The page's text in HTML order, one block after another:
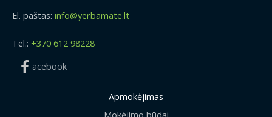
El. paštas: info@yerbamate.lt
Tel.: +370 612 98228
acebook
Apmokėjimas